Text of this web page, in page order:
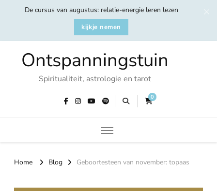
De cursus van augustus: relatie-energie leren lezen
kijkje nemen
Ontspanningstuin
Spiritualiteit, astrologie en tarot
0
Home Blog Geboortesteen van november: topaas